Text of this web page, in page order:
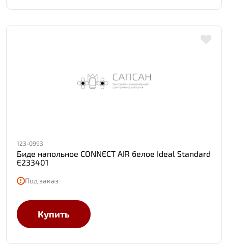
123-0993
Биде напольное CONNECT AIR белое Ideal Standard
E233401
Под заказ
Купить